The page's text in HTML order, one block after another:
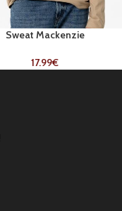
Sweat Mackenzie
17.99€